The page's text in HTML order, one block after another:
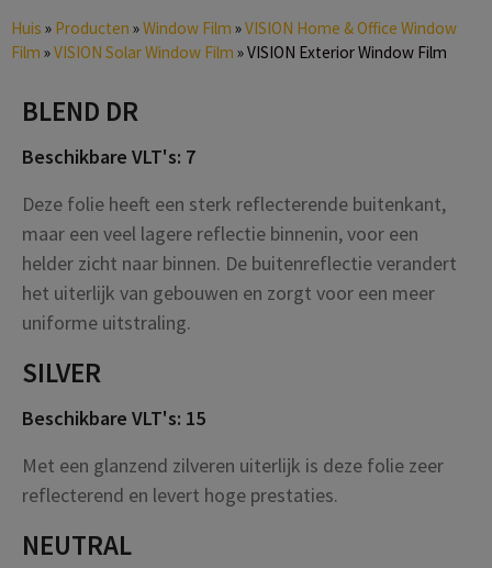
Huis » Producten »Window Film »VISION Home & Office Window
Film »VISION Solar Window Film »VISION Exterior Window Film
BLEND DR
Beschikbare VLT's: 7
Deze folie heeft een sterk reflecterende buitenkant,
maar een veel lagere reflectie binnenin, voor een
helder zicht naar binnen. De buitenreflectie verandert
het uiterlijk van gebouwen en zorgt voor een meer
uniforme uitstraling.
SILVER
Beschikbare VLT's: 15
Met een glanzend zilveren uiterlijk is deze folie zeer
reflecterend en levert hoge prestaties.
NEUTRAL